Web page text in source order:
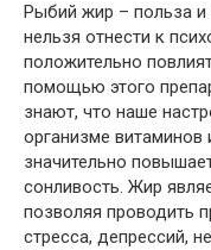
Рыбий жир – польза и
нельзя отнести к
положительно
помощью этого
знают, что наше
организме
значительно
сонливость. Жир
позволяя проводить
стресса, депрессий,